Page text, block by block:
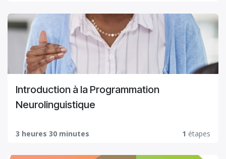
Introduction à la Programmation
Neurolinguistique
3 heures 30 minutes 1 étapes